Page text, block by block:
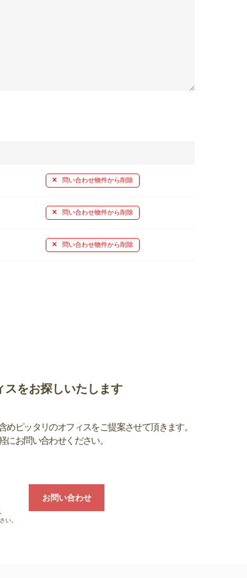
問い合わせ物件から削除
問い合わせ物件から削除
問い合わせ物件から削除
スをお探しいたします
ピッタリのオフィスをご提案させて頂きます。
お問い合わせください。
い。
お問い合わせ